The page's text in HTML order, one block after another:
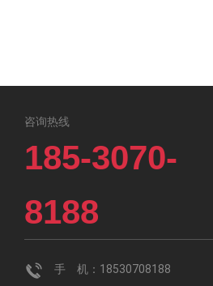
咨询热线
185-3070-
8188
手 机：18530708188